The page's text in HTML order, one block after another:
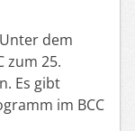
dem
zum 25.
Es gibt
im BCC